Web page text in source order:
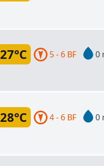
27°C 5 - 6 BF 0
28°C 4 - 6 BF 0